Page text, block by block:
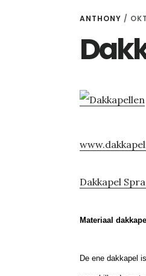
ANTHONY /
Dakkapel
Materiaal
De ene dakkapel